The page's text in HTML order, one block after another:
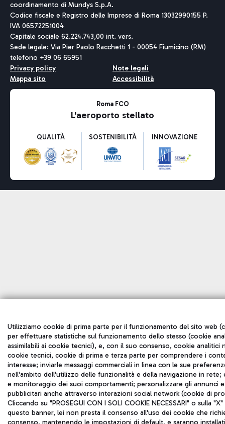
coordinamento di Mundys S.p.A.
Codice fiscale e Registro delle Imprese di Roma 13032990155 P.
IVA 06572251004
Capitale sociale 62.224.743,00 int. vers.
Sede legale: Via Pier Paolo Racchetti 1 - 00054 Fiumicino (RM)
telefono +39 06 65951
Privacy policy
Note legali
Mappa sito
Accessibilità
Roma FCO
L'aeroporto stellato
QUALITÀ SOSTENIBILITÀ INNOVAZIONE
Utilizziamo cookie di prima parte per il funzionamento del sito web
per effettuare statistiche sul funzionamento dello stesso (cookie
assimilabili ai cookie tecnici), e, con il suo consenso, cookie analitici
cookie tecnici, cookie di prima e terza parte per comprendere i
interesse; inviarle messaggi commerciali in linea con le sue
nell'ambito dell'utilizzo delle funzionalità e della navigazione in rete;
e monitoraggio dei suoi comportamenti; personalizzare gli annunci
pubblicitari anche attraverso interazioni social network (cookie di
Cliccando su "PROSEGUI CON I SOLI COOKIE NECESSARI" o sulla
questo banner, lei non presta il consenso all'uso dei cookie che
consenso, mantenendo le impostazioni di default, e saranno